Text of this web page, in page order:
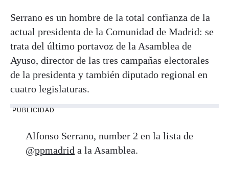
Serrano es un hombre de la total confianza de la
actual presidenta de la Comunidad de Madrid: se
trata del último portavoz de la Asamblea de
Ayuso, director de las tres campañas electorales
de la presidenta y también diputado regional en
cuatro legislaturas.
PUBLICIDAD
Alfonso Serrano, number 2 en la lista de
@ppmadrid a la Asamblea.